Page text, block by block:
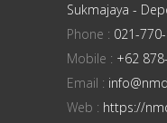
Sukmajaya -
Phone : 021-
Mobile : +62
Email :
Web : https://